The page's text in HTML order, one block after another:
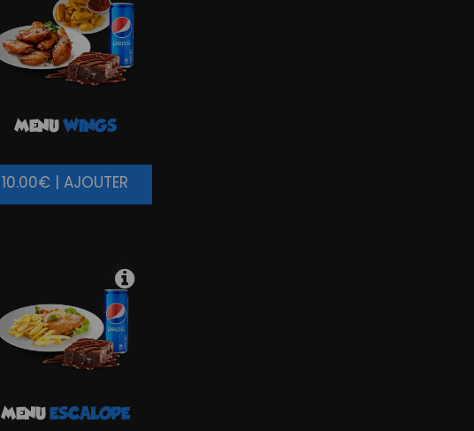
MENUWINGS
10.00€ | AJOUTER
MENUESCALOPE